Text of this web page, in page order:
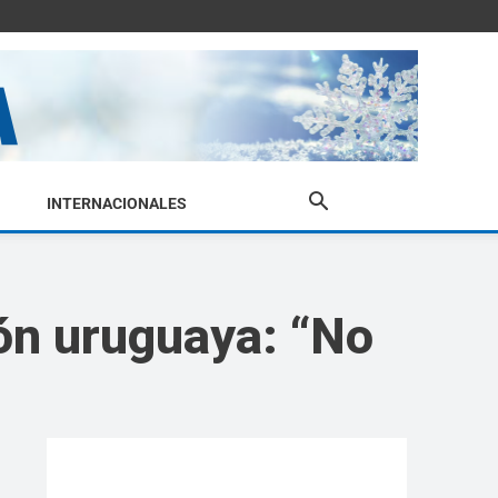
INTERNACIONALES
uruguaya: “No